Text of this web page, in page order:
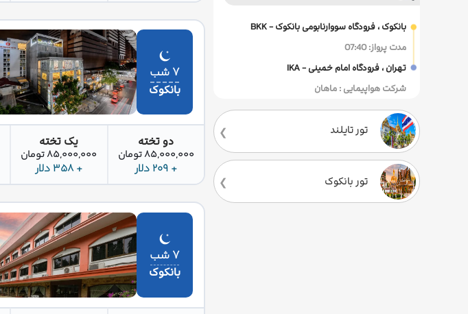
بانکوک ، فرودگاه سووارنابومی بانکوک - BKK
مدت پرواز: 07:40
تهران ، فرودگاه امام خمینی - IKA
شرکت هواپیمایی : ماهان
تور تایلند
تور بانکوک
۷ شب
بانکوک
دو تخته
85,000,000 تومان
+ 209 دلار
یک تخته
85,000,000 تومان
+ 358 دلار
۷ شب
بانکوک